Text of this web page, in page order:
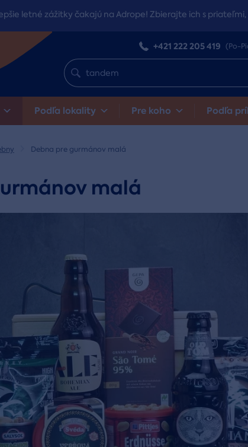
letné zážitky čakajú na Adrope! Zbierajte ich s
+421 222 205 419 (Po-
Podľa lokality Pre koho Podľa
Debna pre gurmánov malá
malá